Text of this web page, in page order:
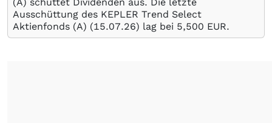
Ausschüttung des KEPLER Trend Select
Aktienfonds (A) (15.07.26) lag bei 5,500 EUR.